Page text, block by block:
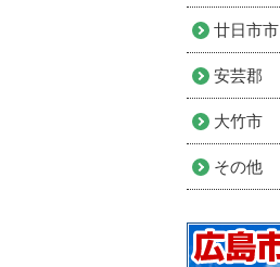
廿日市市
安芸郡
大竹市
その他